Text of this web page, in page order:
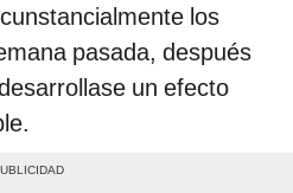
los
pasada, después
un efecto